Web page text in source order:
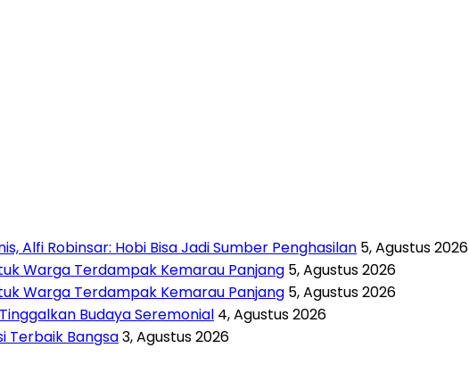
Alfi Robinsar: Hobi Bisa Jadi Sumber Penghasilan 5, Agustus 2026
Warga Terdampak Kemarau Panjang 5, Agustus 2026
Warga Terdampak Kemarau Panjang 5, Agustus 2026
Budaya Seremonial 4, Agustus 2026
Terbaik Bangsa3, Agustus 2026